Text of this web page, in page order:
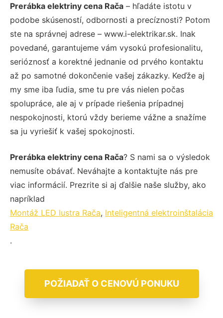
Prerábka elektriny cena Rača – hľadáte istotu v
podobe skúseností, odbornosti a precíznosti? Potom
ste na správnej adrese – www.i-elektrikar.sk. Inak
povedané, garantujeme vám vysokú profesionalitu,
serióznosť a korektné jednanie od prvého kontaktu
až po samotné dokončenie vašej zákazky. Keďže aj
my sme iba ľudia, sme tu pre vás nielen počas
spolupráce, ale aj v prípade riešenia prípadnej
nespokojnosti, ktorú vždy berieme vážne a snažíme
sa ju vyriešiť k vašej spokojnosti.
Prerábka elektriny cena Rača? S nami sa o výsledok
nemusíte obávať. Neváhajte a kontaktujte nás pre
viac informácií. Prezrite si aj ďalšie naše služby, ako
napríklad
Montáž LED lustra Rača, Inteligentná elektroinštalácia
Rača
.
POŽIADAŤ O CENOVÚ PONUKU